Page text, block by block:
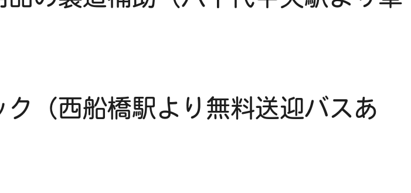
（西船橋駅より無料送迎バスあ